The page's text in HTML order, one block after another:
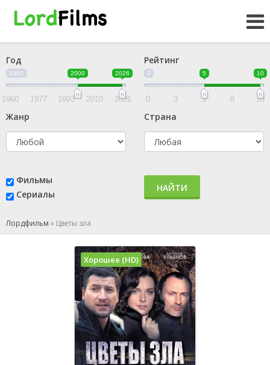
Год
1960 2000 2026
1960 1977 1993 2010 2026
Рейтинг
0 5 10
0 3 5 8 10
Жанр Страна
Фильмы
Сериалы
НАЙТИ
Лордфильм » Цветы зла
Хорошее (HD)